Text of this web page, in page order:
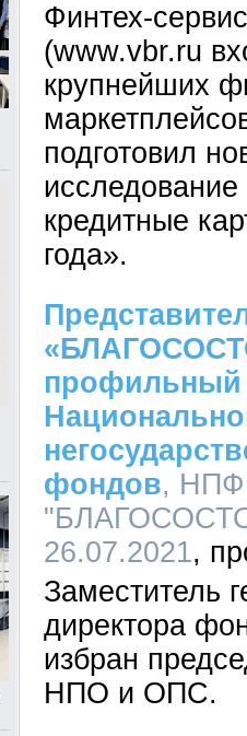
Финтех-
(www.vbr.ru
крупнейших
подготовил
кредитные
года».
профильный
фондов, НПФ
26.07.2021
Заместитель
директора
избран
НПО и ОПС.